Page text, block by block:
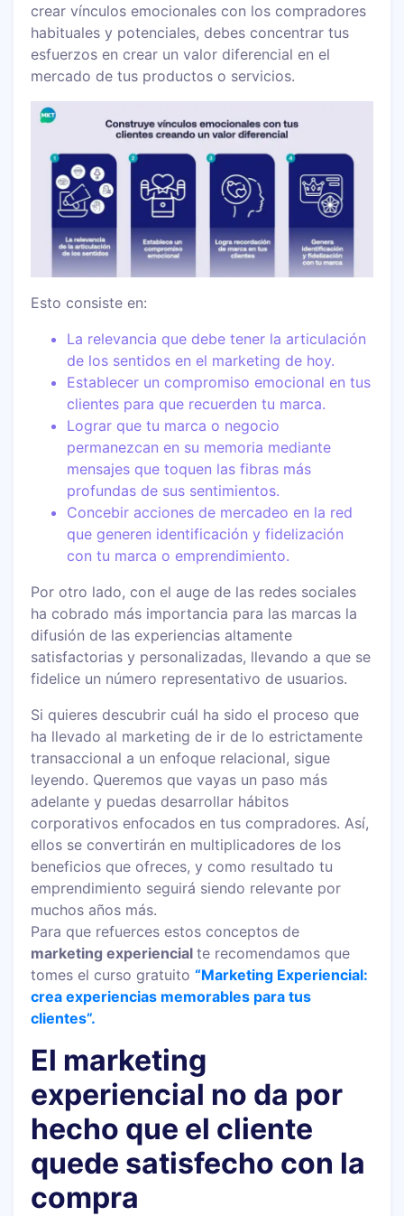
crear vínculos emocionales con los compradores
habituales y potenciales, debes concentrar tus
esfuerzos en crear un valor diferencial en el
mercado de tus productos o servicios.
Esto consiste en:
La relevancia que debe tener la articulación
de los sentidos en el marketing de hoy.
Establecer un compromiso emocional en tus
clientes para que recuerden tu marca.
Lograr que tu marca o negocio
permanezcan en su memoria mediante
mensajes que toquen las fibras más
profundas de sus sentimientos.
Concebir acciones de mercadeo en la red
que generen identificación y fidelización
con tu marca o emprendimiento.
Por otro lado, con el auge de las redes sociales
ha cobrado más importancia para las marcas la
difusión de las experiencias altamente
satisfactorias y personalizadas, llevando a que se
fidelice un número representativo de usuarios.
Si quieres descubrir cuál ha sido el proceso que
ha llevado al marketing de ir de lo estrictamente
transaccional a un enfoque relacional, sigue
leyendo. Queremos que vayas un paso más
adelante y puedas desarrollar hábitos
corporativos enfocados en tus compradores. Así,
ellos se convertirán en multiplicadores de los
beneficios que ofreces, y como resultado tu
emprendimiento seguirá siendo relevante por
muchos años más.
Para que refuerces estos conceptos de
marketing experiencialte recomendamos que
tomes el curso gratuito“Marketing Experiencial:
crea experiencias memorables para tus
clientes”.
El marketing
experiencial no da por
hecho que el cliente
quede satisfecho con la
compra